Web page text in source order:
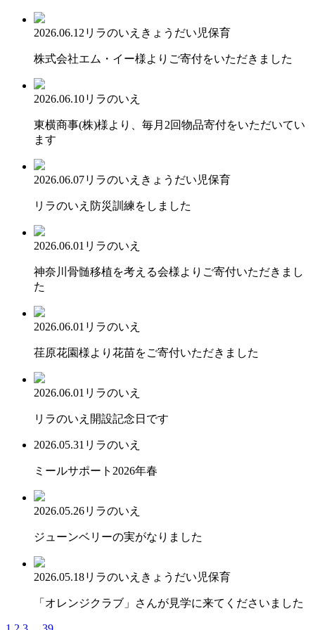
2026.06.12 リラのいえ きょうだい児保育
株式会社エム・イー様よりご寄付をいただきました
2026.06.10リラのいえ
東横商事(株)様より、毎月2回物品寄付をいただいてい
ます
2026.06.07リラのいえ きょうだい児保育
リラのいえ防災訓練をしました
2026.06.01 リラのいえ
神奈川骨髄移植を考える会様よりご寄付いただきまし
た
2026.06.01 リラのいえ
荏原花園様より花苗をご寄付いただきました
2026.06.01 リラのいえ
リラのいえ開設記念日です
2026.05.31 リラのいえ
ミールサポート2026年春
2026.05.26リラのいえ
ジューンベリーの実がなりました
2026.05.18リラのいえ きょうだい児保育
「オレンジクラブ」さんが見学に来てくださいました